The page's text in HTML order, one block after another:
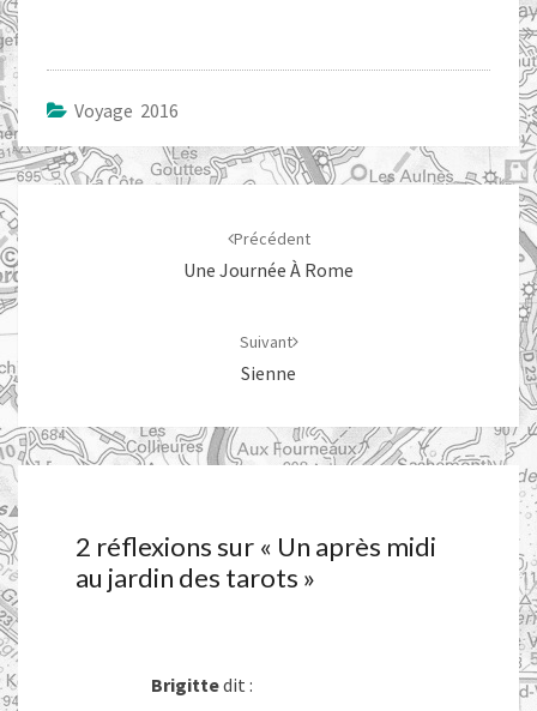
Voyage 2016
d'article
Précédent
Une Journée À Rome
Suivant
Sienne
2 réflexions sur « Un après midi
au jardin des tarots »
Brigittedit :